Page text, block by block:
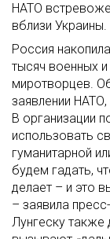
НАТО
вблизи
Россия
тысяч военных
миротворцев.
заявлении
В организации
использовать
гуманитарной
будем гадать,
делает – и это
– заявила
Лунгеску также